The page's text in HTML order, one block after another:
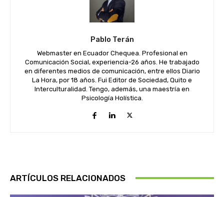
Pablo Terán
Webmaster en Ecuador Chequea. Profesional en
Comunicación Social, experiencia-26 años. He trabajado
en diferentes medios de comunicación, entre ellos Diario
La Hora, por 18 años. Fui Editor de Sociedad, Quito e
Interculturalidad. Tengo, además, una maestría en
Psicología Holística.
ARTÍCULOS RELACIONADOS